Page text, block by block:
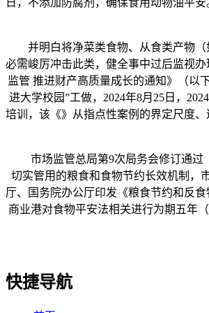
日，不添加防腐剂，确保食用动物油平
并明白将净菜类食物、从食类产物（
必需峻厉冲击此类，健全事中过后监视
监管 推进财产高质量成长的通知》（以
进大学校园”工做，2024年8月25日，
培训，该《》从指点性案例的界定尺度
市场监管总局第9次局务会修订通过《
切实管用的粮食和食物节约长效机制，
厅、国务院办公厅印发《粮食节约和反
商业港对食物平安法相关进行为期五年
快捷导航